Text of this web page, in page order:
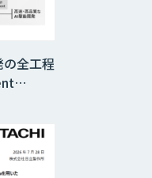
AI導入支
ンプ
全工程